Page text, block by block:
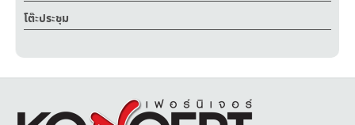
โต๊ะประชุม